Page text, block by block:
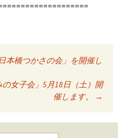
ゲーショ
本橋つかさの会」を開催し
女子会」5月18日（土）開
催します。
→